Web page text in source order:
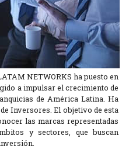
NETWORKS ha puesto en
a impulsar el crecimiento de
de América Latina. Ha
Inversores. El objetivo de esta
las marcas representadas
y sectores, que buscan